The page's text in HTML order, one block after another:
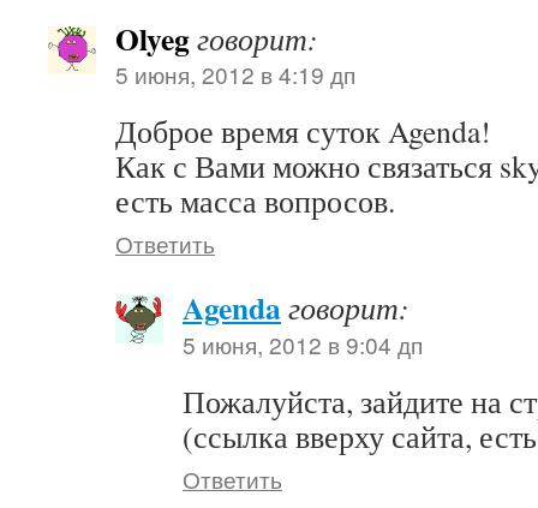
Olyegговорит:
5 июня, 2012 в 4:19 дп
Доброе время суток Agenda!
Как с Вами можно связаться
есть масса вопросов.
Ответить
Agendaговорит:
5 июня, 2012 в 9:04 дп
Пожалуйста, зайдите на
(ссылка вверху сайта,
Ответить